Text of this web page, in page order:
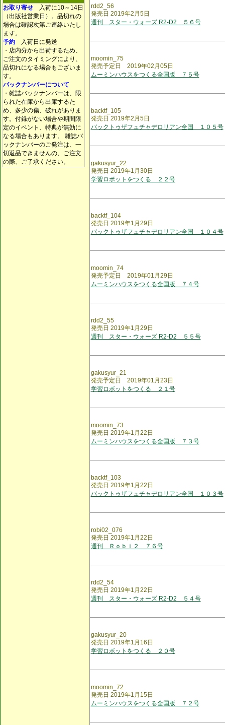
お取り寄せ 入荷に10～14日
（出版社営業日）。品切れの
場合は確認次第ご連絡いたし
ます。
予約 入荷日に発送
・店内分から出荷するため、
ご注文のタイミングにより、
品切れになる場合もございま
す。
バックナンバーについて
・雑誌バックナンバーは、限
られた在庫から出庫するた
め、多少の傷、破れがありま
す。付録がない場合や期間限
定のイベント、特典が無効に
なる場合もあります。 雑誌バ
ックナンバーのご発注は、一
切返品できませんの、ご注文
の際、ご了承ください。
rdd2_56
発売日 2019年2月5日
週刊 スター・ウォーズ R2-D2 ５６号
moomin_75
発売予定日 2019年02月05日
ムーミンハウスをつくる全国版 ７５号
backtf_105
発売日 2019年2月5日
バックトゥザフュチャデロリアン全国 １０５号
gakusyur_22
発売日 2019年1月30日
学習ロボットをつくる ２２号
backtf_104
発売日 2019年1月29日
バックトゥザフュチャデロリアン全国 １０４号
moomin_74
発売予定日 2019年01月29日
ムーミンハウスをつくる全国版 ７４号
rdd2_55
発売日 2019年1月29日
週刊 スター・ウォーズ R2-D2 ５５号
gakusyur_21
発売予定日 2019年01月23日
学習ロボットをつくる ２１号
moomin_73
発売日 2019年1月22日
ムーミンハウスをつくる全国版 ７３号
backtf_103
発売日 2019年1月22日
バックトゥザフュチャデロリアン全国 １０３号
robi02_076
発売日 2019年1月22日
週刊 Ｒｏｂｉ２ ７６号
rdd2_54
発売日 2019年1月22日
週刊 スター・ウォーズ R2-D2 ５４号
gakusyur_20
発売日 2019年1月16日
学習ロボットをつくる ２０号
moomin_72
発売日 2019年1月15日
ムーミンハウスをつくる全国版 ７２号